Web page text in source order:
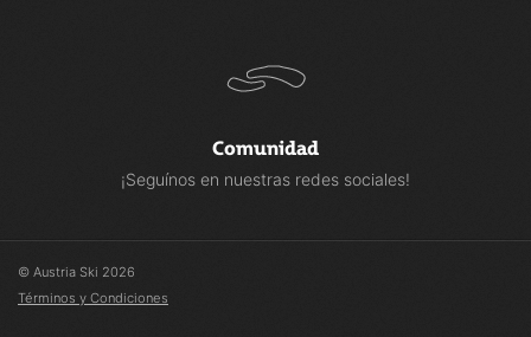
Comunidad
¡Seguínos en nuestras redes sociales!
© Austria Ski 2026
Términos y Condiciones